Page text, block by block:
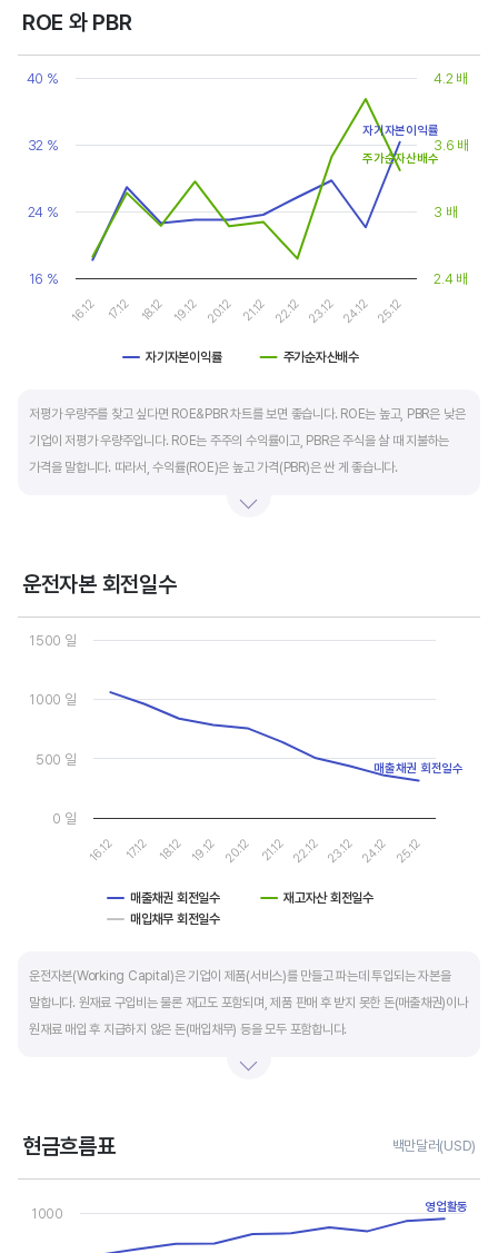
주당배당금의 비율입니다. 예를 들어 A 주식을 주당 100 달러에 매수하고 주당배당금으로
ROE 와 PBR
Chart
Line chart with 2 lines.
The chart has 1 X axis displaying categories.
The chart has 2 Y axes displaying values, and values.
자기자본이익률 주가순자산배수
16.12 17.12 18.12 19.12 20.12 21.12 22.12 23.12 24.12 25.12
16 %
24 %
32 %
40 %
2.4 배
3 배
3.6 배
4.2 배
자기자본이익률
주가순자산배수
저평가 우량주를 찾고 싶다면 ROE&PBR 차트를 보면 좋습니다. ROE는 높고, PBR은 낮은
기업이 저평가 우량주입니다. ROE는 주주의 수익률이고, PBR은 주식을 살 때 지불하는
가격을 말합니다. 따라서, 수익률(ROE)은 높고 가격(PBR)은 싼 게 좋습니다.
운전자본 회전일수
Chart
Line chart with 3 lines.
The chart has 2 Y axes displaying values, and values.
매출채권 회전일수
재고자산 회전일수
매입채무 회전일수
16.12 17.12 18.12 19.12 20.12 21.12 22.12 23.12 24.12 25.12
0 일
500 일
1000 일
1500 일
매출채권 회전일수
운전자본(Working Capital)은 기업이 제품(서비스)를 만들고 파는데 투입되는 자본을
말합니다. 원재료 구입비는 물론 재고도 포함되며, 제품 판매 후 받지 못한 돈(매출채권)이나
원재료 매입 후 지급하지 않은 돈(매입채무) 등을 모두 포함합니다.
높습니다. 따라서 운전자본 규모 보다는 현금이 잘 돌고 있는지를 확인할 수 있는 운전자본
운전자본 회전일수는 낮을 수록 좋습니다. 운전자본 회전일수가 낮으면 회사의 현금 회전이
빠릅니다. 현금 → 원재료 → 제품 → 매출채권 → 현금으로 회수되는 기간이 짧아 회사의
현금흐름표 백만달러(USD)
Chart
View as data table, Chart
The chart has 1 X axis displaying categories.
1000 영업활동